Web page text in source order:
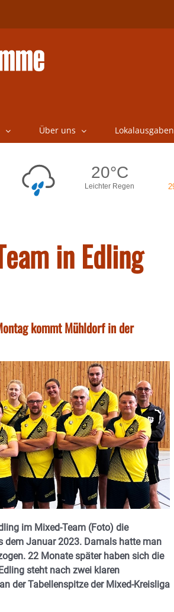
Über uns Lokalausgaben
in Edling
kommt Mühldorf in der
im Mixed-Team (Foto) die
dem Januar 2023. Damals hatte man
22 Monate später haben sich die
steht nach zwei klaren
der Tabellenspitze der Mixed-Kreisliga